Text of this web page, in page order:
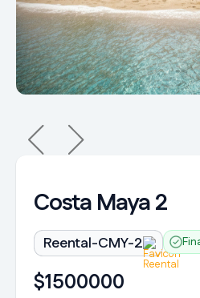
Costa Maya 2
Reental-CMY-2
$1500000